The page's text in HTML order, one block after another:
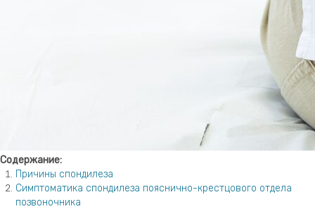
Содержание:
Причины спондилеза
Симптоматика спондилеза пояснично-крестцового отдела
позвоночника